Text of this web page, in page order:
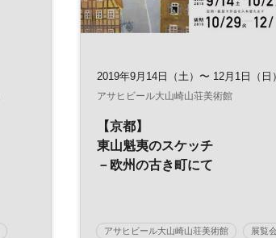
2019年9月14日（土）〜 12月1日（日）
アサヒビール大山崎山荘美術館
【京都】
東山魁夷のスケッチ
－欧州の古き町にて
アサヒビール大山崎山荘美術館 展覧